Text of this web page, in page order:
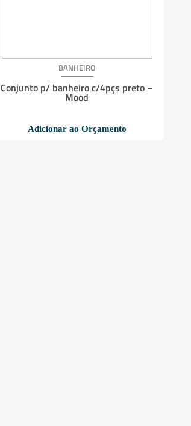
BANHEIRO
Conjunto p/ banheiro c/4pçs preto –
Mood
Adicionar ao Orçamento